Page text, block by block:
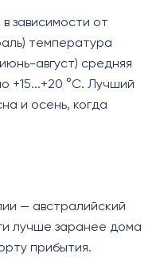
зависимости от
температура
август) средняя
+15...+20 °C. Лучший
и осень, когда
— австралийский
лучше заранее дома
прибытия.